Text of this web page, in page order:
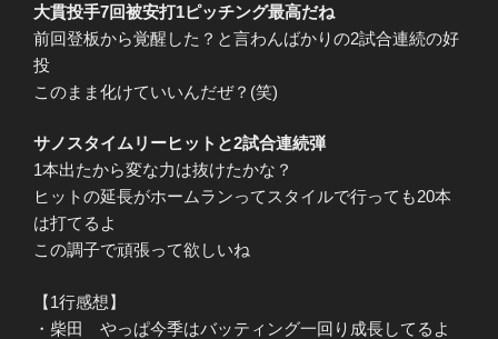
大貫投手7回被安打1ピッチング最高だね
前回登板から覚醒した？と言わんばかりの2試合連続の好
投
このまま化けていいんだぜ？(笑)
サノスタイムリーヒットと2試合連続弾
1本出たから変な力は抜けたかな？
ヒットの延長がホームランってスタイルで行っても20本
は打てるよ
この調子で頑張って欲しいね
【1行感想】
・柴田 やっぱ今季はバッティング一回り成長してるよ